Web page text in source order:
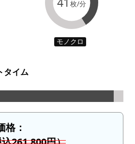
枚/分
モノクロ
タイム
格：